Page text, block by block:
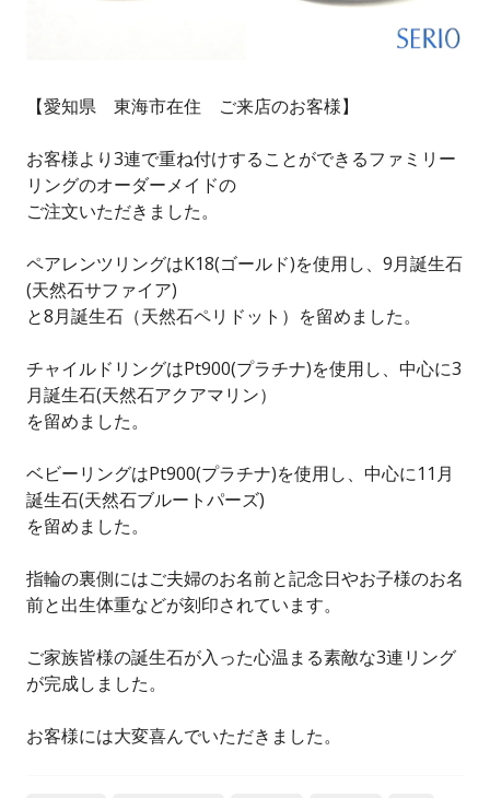
【愛知県 東海市在住 ご来店のお客様】
お客様より3連で重ね付けすることができるファミリー
リングのオーダーメイドの
ご注文いただきました。
ペアレンツリングはK18(ゴールド)を使用し、9月誕生石
(天然石サファイア)
と8月誕生石（天然石ペリドット）を留めました。
チャイルドリングはPt900(プラチナ)を使用し、中心に3
月誕生石(天然石アクアマリン）
を留めました。
ベビーリングはPt900(プラチナ)を使用し、中心に11月
誕生石(天然石ブルートパーズ)
を留めました。
指輪の裏側にはご夫婦のお名前と記念日やお子様のお名
前と出生体重などが刻印されています。
ご家族皆様の誕生石が入った心温まる素敵な3連リング
が完成しました。
お客様には大変喜んでいただきました。